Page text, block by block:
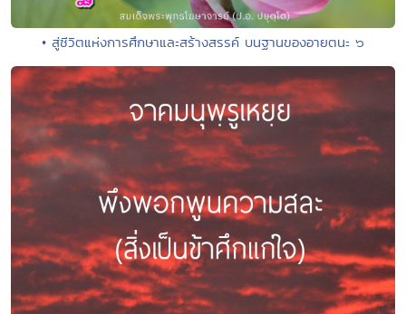
• สู่ชีวิตแห่งการศึกษาและสร้างสรรค์ บนฐานของอายตนะ ๖